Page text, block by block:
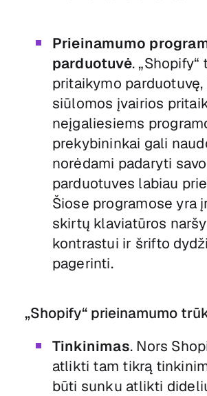
Prieinamumo
parduotuvė. „Shopify“
pritaikymo
siūlomos įvairios
neįgaliesiems
prekybininkai gali
norėdami padaryti savo
parduotuves labiau
Šiose programose yra
skirtų klaviatūros
kontrastui ir šrifto
pagerinti.
„Shopify“ prieinamumo
Tinkinimas. Nors
atlikti tam tikrą
būti sunku atlikti